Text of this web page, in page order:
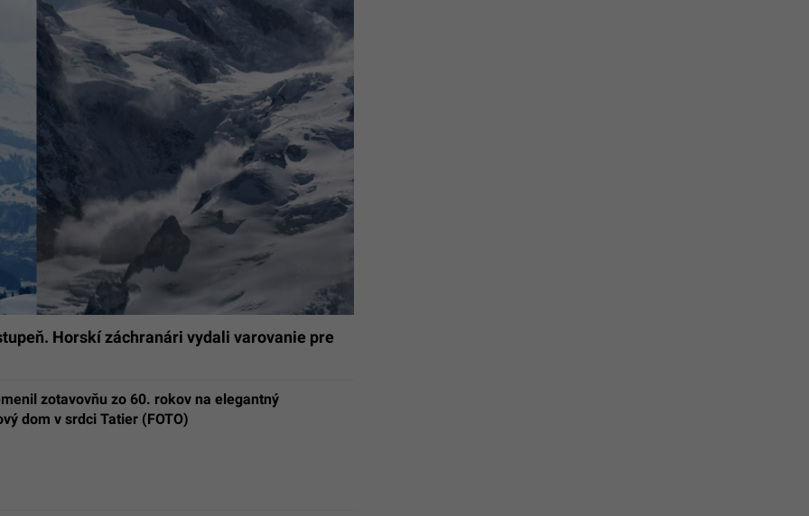
Horskí záchranári vydali varovanie pre
zotavovňu zo 60. rokov na elegantný
dom v srdci Tatier (FOTO)